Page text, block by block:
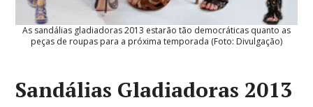
As sandálias gladiadoras 2013 estarão tão democráticas quanto as
peças de roupas para a próxima temporada (Foto: Divulgação)
Sandálias Gladiadoras 2013